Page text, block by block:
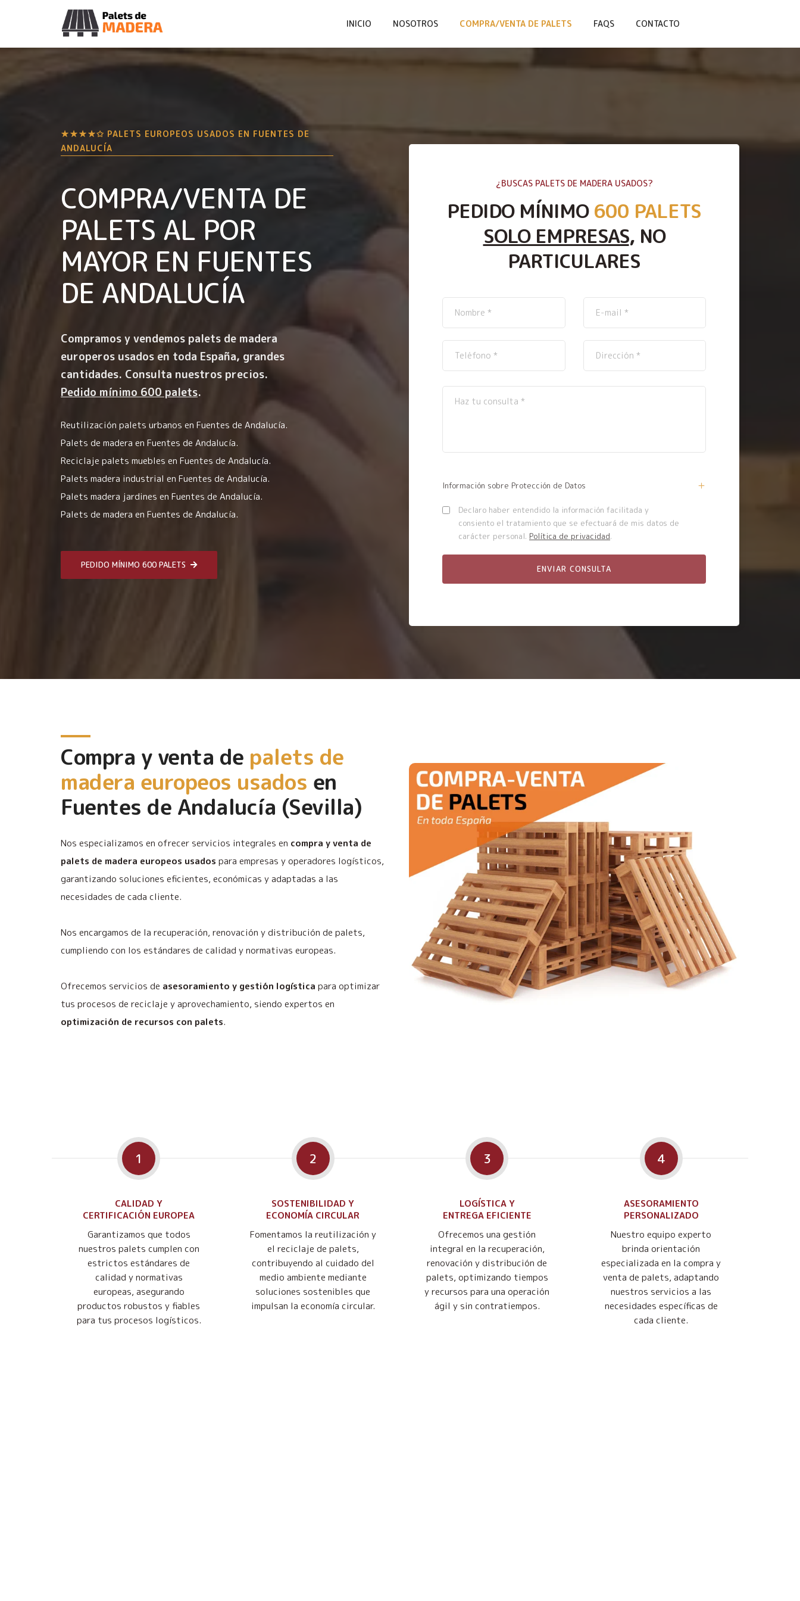
INICIO NOSOTROS COMPRA/VENTA DE PALETS FAQS CONTACTO
★★★★✩ PALETS EUROPEOS USADOS EN FUENTES DE
ANDALUCÍA
COMPRA/VENTA DE
PALETS AL POR
MAYOR EN FUENTES
DE ANDALUCÍA
Compramos y vendemos palets de madera
europeros usados en toda España, grandes
cantidades. Consulta nuestros precios.
Pedido mínimo 600 palets.
Reutilización palets urbanos en Fuentes de Andalucía.
Palets de madera en Fuentes de Andalucía.
Reciclaje palets muebles en Fuentes de Andalucía.
Palets madera industrial en Fuentes de Andalucía.
Palets madera jardines en Fuentes de Andalucía.
Palets de madera en Fuentes de Andalucía.
PEDIDO MÍNIMO 600 PALETS
¿BUSCAS PALETS DE MADERA USADOS?
PEDIDO MÍNIMO 600 PALETS
SOLO EMPRESAS, NO
PARTICULARES
Información sobre Protección de Datos
Declaro haber entendido la información facilitada y
consiento el tratamiento que se efectuará de mis datos de
carácter personal. Política de privacidad.
Compra y venta de palets de
madera europeos usados en
Fuentes de Andalucía (Sevilla)
Nos especializamos en ofrecer servicios integrales en compra y venta de
palets de madera europeos usados para empresas y operadores logísticos,
garantizando soluciones eficientes, económicas y adaptadas a las
necesidades de cada cliente.
Nos encargamos de la recuperación, renovación y distribución de palets,
cumpliendo con los estándares de calidad y normativas europeas.
Ofrecemos servicios de asesoramiento y gestión logística para optimizar
tus procesos de reciclaje y aprovechamiento, siendo expertos en
optimización de recursos con palets.
1
CALIDAD Y
CERTIFICACIÓN EUROPEA
Garantizamos que todos
nuestros palets cumplen con
estrictos estándares de
calidad y normativas
europeas, asegurando
productos robustos y fiables
para tus procesos logísticos.
2
SOSTENIBILIDAD Y
ECONOMÍA CIRCULAR
Fomentamos la reutilización y
el reciclaje de palets,
contribuyendo al cuidado del
medio ambiente mediante
soluciones sostenibles que
impulsan la economía circular.
3
LOGÍSTICA Y
ENTREGA EFICIENTE
Ofrecemos una gestión
integral en la recuperación,
renovación y distribución de
palets, optimizando tiempos
y recursos para una operación
ágil y sin contratiempos.
4
ASESORAMIENTO
PERSONALIZADO
Nuestro equipo experto
brinda orientación
especializada en la compra y
venta de palets, adaptando
nuestros servicios a las
necesidades específicas de
cada cliente.